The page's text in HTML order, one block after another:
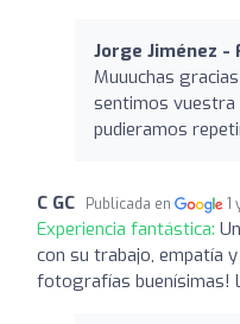
Jorge Jiménez -
Muuuchas
sentimos vuestra
pudieramos
C GC Publicada en 1
Experiencia fantástica:
con su trabajo, empatía
fotografías buenísimas!